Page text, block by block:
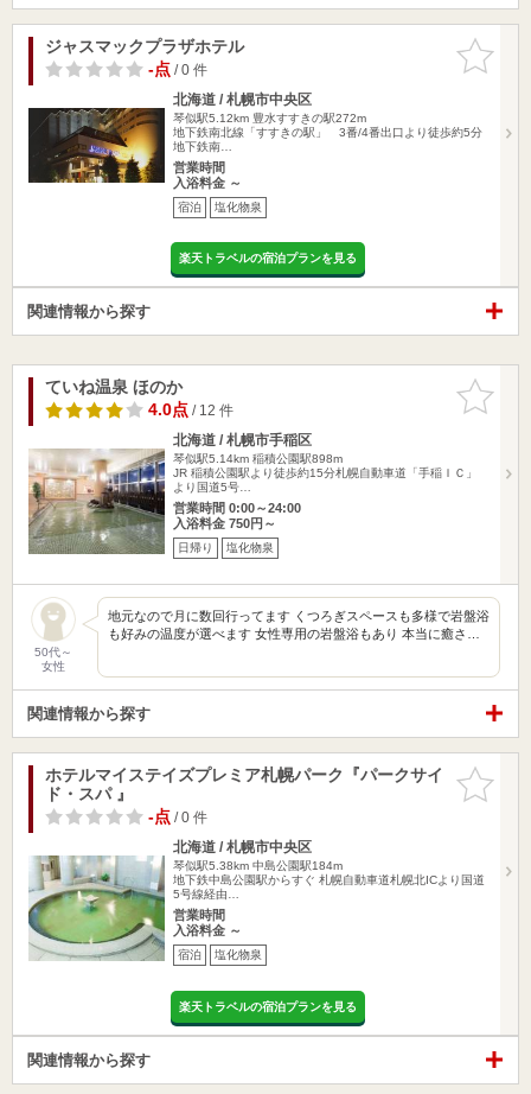
お気に入
りに追加
ジャスマックプラザホテル
-点/ 0 件
北海道 / 札幌市中央区
琴似駅5.12km 豊水すすきの駅272m
地下鉄南北線「すすきの駅」 3番/4番出口より徒歩約5分
地下鉄南…
営業時間
入浴料金 ～
宿泊 塩化物泉
楽天トラベルの宿泊プランを見る
関連情報から探す
お気に入
りに追加
ていね温泉 ほのか
4.0点/ 12 件
北海道 / 札幌市手稲区
琴似駅5.14km 稲積公園駅898m
JR 稲積公園駅より徒歩約15分札幌自動車道「手稲ＩＣ」
より国道5号…
営業時間 0:00～24:00
入浴料金 750円～
日帰り 塩化物泉
50代～
女性
地元なので月に数回行ってます くつろぎスペースも多様で岩盤浴
も好みの温度が選べます 女性専用の岩盤浴もあり 本当に癒さ…
関連情報から探す
お気に入
りに追加
ホテルマイステイズプレミア札幌パーク『パークサイ
ド・スパ 』
-点/ 0 件
北海道 / 札幌市中央区
琴似駅5.38km 中島公園駅184m
地下鉄中島公園駅からすぐ 札幌自動車道札幌北ICより国道
5号線経由…
営業時間
入浴料金 ～
宿泊 塩化物泉
楽天トラベルの宿泊プランを見る
関連情報から探す